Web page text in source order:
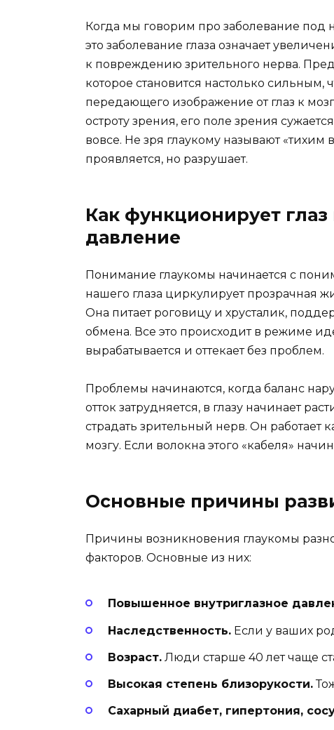
Когда мы говорим про заболевание под
это заболевание глаза означает
к повреждению зрительного нерва.
которое становится настолько сильным,
передающего изображение от глаз к
остроту зрения, его поле зрения
вовсе. Не зря глаукому называют
проявляется, но разрушает.
Как функционирует
давление
Понимание глаукомы начинается с
нашего глаза циркулирует прозрачная
Она питает роговицу и хрусталик,
обмена. Все это происходит в режиме
вырабатывается и оттекает без проблем.
Проблемы начинаются, когда баланс
отток затрудняется, в глазу начинает
страдать зрительный нерв. Он
мозгу. Если волокна этого «кабеля»
Основные причины
Причины возникновения глаукомы
факторов. Основные из них:
Повышенное внутриглазное
Наследственность. Если у ваших
Возраст. Люди старше 40 лет чаще
Высокая степень близорукости.
Сахарный диабет, гипертония,